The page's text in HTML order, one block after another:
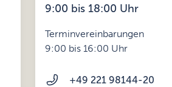
9:00 bis 18:00 Uhr
Terminvereinbarungen
9:00 bis 16:00 Uhr
+49 221 98144-20